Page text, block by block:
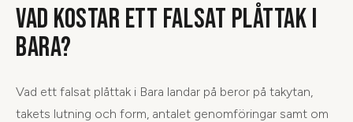
VAD KOSTAR ETT FALSAT PLÅTTAK I
BARA?
Vad ett falsat plåttak i Bara landar på beror på takytan,
takets lutning och form, antalet genomföringar samt om